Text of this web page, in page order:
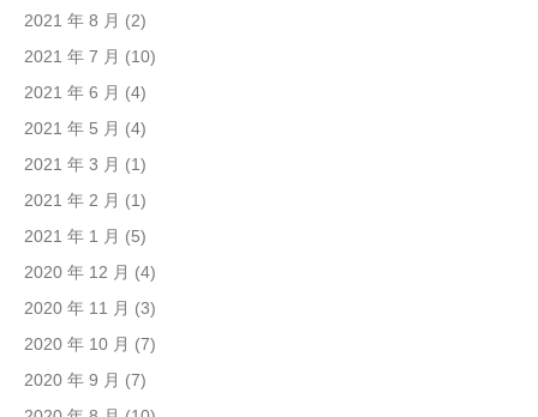
2021 年 8 月 (2)
2021 年 7 月 (10)
2021 年 6 月 (4)
2021 年 5 月 (4)
2021 年 3 月 (1)
2021 年 2 月 (1)
2021 年 1 月 (5)
2020 年 12 月 (4)
2020 年 11 月 (3)
2020 年 10 月 (7)
2020 年 9 月 (7)